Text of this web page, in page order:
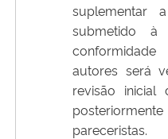
suplementar
submetido à
autores será
revisão inicial